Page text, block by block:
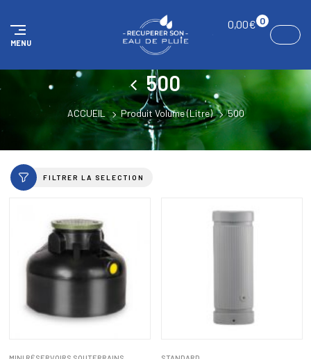
MENU
0,00€ 0
500
ACCUEIL Produit Volume (Litre) 500
FILTRER LA SELECTION